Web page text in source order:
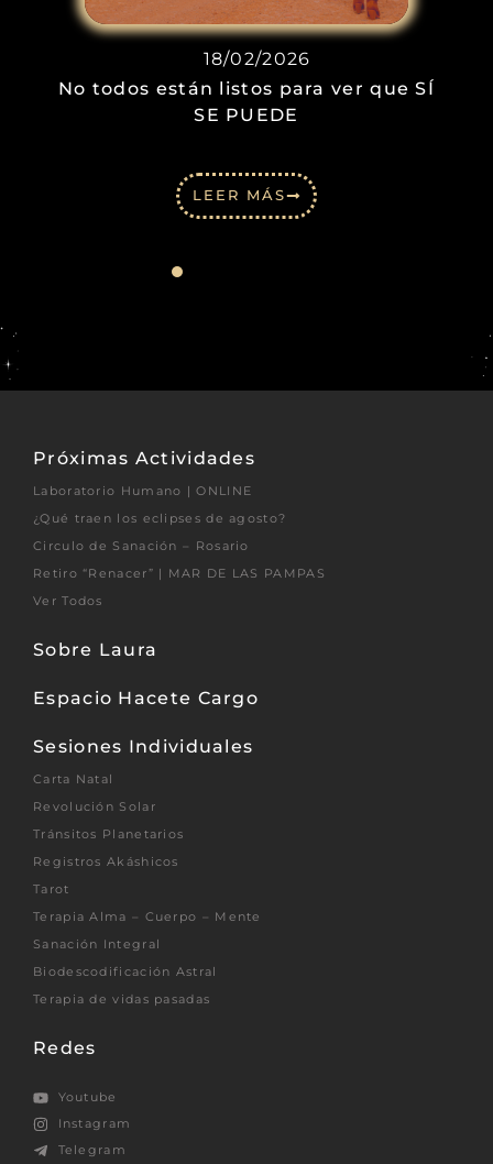
18/02/2026
No todos están listos para ver que SÍ
SE PUEDE
LEER MÁS
Próximas Actividades
Laboratorio Humano | ONLINE
¿Qué traen los eclipses de agosto?
Circulo de Sanación – Rosario
Retiro “Renacer” | MAR DE LAS PAMPAS
Ver Todos
Sobre Laura
Espacio Hacete Cargo
Sesiones Individuales
Carta Natal
Revolución Solar
Tránsitos Planetarios
Registros Akáshicos
Tarot
Terapia Alma – Cuerpo – Mente
Sanación Integral
Biodescodificación Astral
Terapia de vidas pasadas
Redes
Youtube
Instagram
Telegram